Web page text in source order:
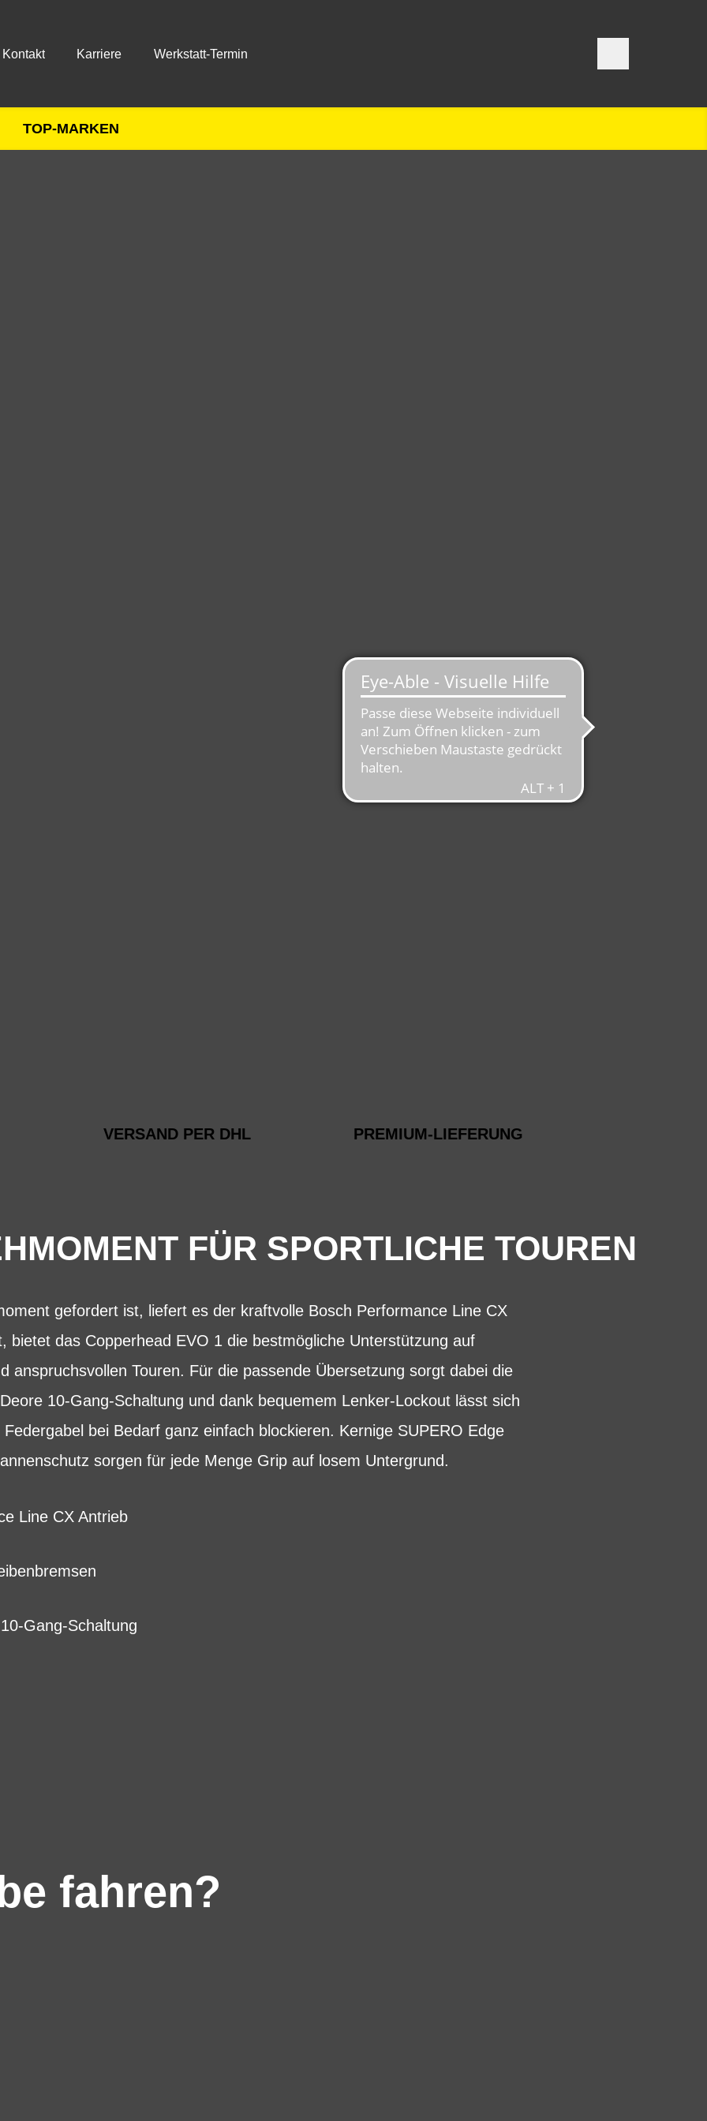
Kontakt Karriere Werkstatt-Termin
TOP-MARKEN
VERSAND PER DHL PREMIUM-LIEFERUNG
FÜR SPORTLICHE TOUREN
gefordert ist, liefert es der kraftvolle Bosch Performance Line CX
bietet das Copperhead EVO 1 die bestmögliche Unterstützung auf
anspruchsvollen Touren. Für die passende Übersetzung sorgt dabei die
10-Gang-Schaltung und dank bequemem Lenker-Lockout lässt sich
bei Bedarf ganz einfach blockieren. Kernige SUPERO Edge
sorgen für jede Menge Grip auf losem Untergrund.
Line CX Antrieb
Gang-Schaltung
fahren?